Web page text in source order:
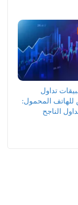
تداول
للهاتف المحمول:
الناجح